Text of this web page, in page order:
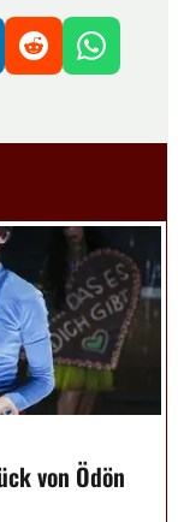
von Ödön